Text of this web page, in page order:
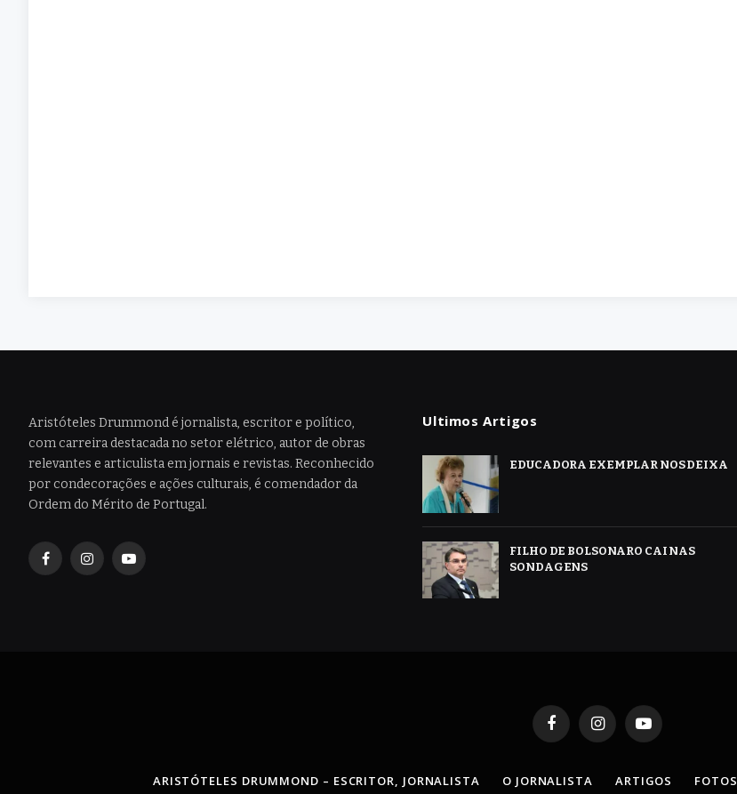
Aristóteles Drummond é jornalista, escritor e político,
com carreira destacada no setor elétrico, autor de obras
relevantes e articulista em jornais e revistas. Reconhecido
por condecorações e ações culturais, é comendador da
Ordem do Mérito de Portugal.
FacebookInstagramYouTube
Ultimos Artigos
EDUCADORA EXEMPLAR NOS DEIXA
FILHO DE BOLSONARO CAI NAS
SONDAGENS
FacebookInstagramYouTube
ARISTÓTELES DRUMMOND – ESCRITOR, JORNALISTA O JORNALISTA ARTIGOS FOTOS